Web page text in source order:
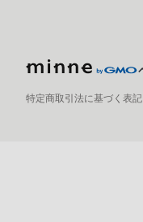
特定商取引法に基づく表記